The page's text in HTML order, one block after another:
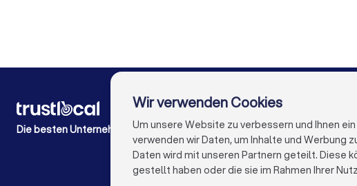
Die besten Unternehmen für Sie
FÜR PRIVATPERSONEN
Wie es funktioniert
Experten-Blogs
Kostenaufstellungen
Beschwerde über Firma
Studien & Einblicke
Wir verwenden Cookies
Um unsere Website zu verbessern und Ihnen
verwenden wir Daten, um Inhalte und Werbung
Daten wird mit unseren Partnern geteilt. Diese
gestellt haben oder die sie im Rahmen Ihrer